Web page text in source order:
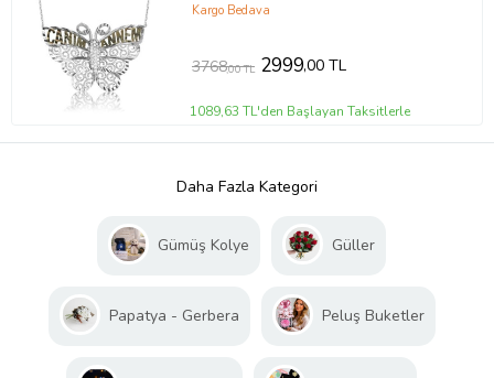
Kargo Bedava
3768,00 TL 2999,00 TL
1089,63 TL'den Başlayan Taksitlerle
Daha Fazla Kategori
Gümüş Kolye Güller
Papatya - Gerbera Peluş Buketler